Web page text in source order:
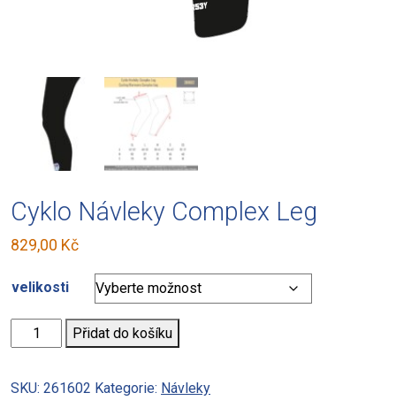
Cyklo Návleky Complex Leg
829,00 Kč
velikosti
Cyklo
Přidat do košíku
SKU: 261602 Kategorie: Návleky